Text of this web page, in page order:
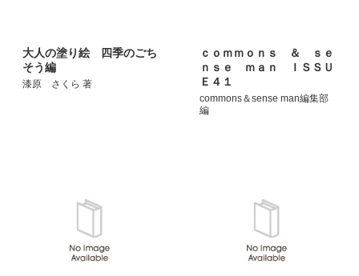
大人の塗り絵 四季のごち
そう編
漆原 さくら 著
ｃｏｍｍｏｎｓ ＆ ｓｅ
ｎｓｅ ｍａｎ ＩＳＳＵ
Ｅ４１
commons＆sense man編集部
編